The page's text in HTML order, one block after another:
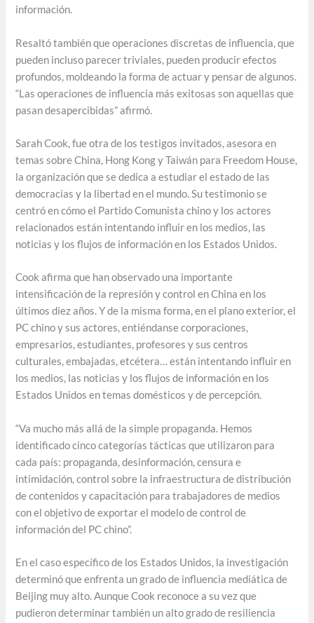
información.
Resaltó también que operaciones discretas de influencia, que
pueden incluso parecer triviales, pueden producir efectos
profundos, moldeando la forma de actuar y pensar de algunos.
“Las operaciones de influencia más exitosas son aquellas que
pasan desapercibidas” afirmó.
Sarah Cook, fue otra de los testigos invitados, asesora en
temas sobre China, Hong Kong y Taiwán para Freedom House,
la organización que se dedica a estudiar el estado de las
democracias y la libertad en el mundo. Su testimonio se
centró en cómo el Partido Comunista chino y los actores
relacionados están intentando influir en los medios, las
noticias y los flujos de información en los Estados Unidos.
Cook afirma que han observado una importante
intensificación de la represión y control en China en los
últimos diez años. Y de la misma forma, en el plano exterior, el
PC chino y sus actores, entiéndanse corporaciones,
empresarios, estudiantes, profesores y sus centros
culturales, embajadas, etcétera… están intentando influir en
los medios, las noticias y los flujos de información en los
Estados Unidos en temas domésticos y de percepción.
“Va mucho más allá de la simple propaganda. Hemos
identificado cinco categorías tácticas que utilizaron para
cada país: propaganda, desinformación, censura e
intimidación, control sobre la infraestructura de distribución
de contenidos y capacitación para trabajadores de medios
con el objetivo de exportar el modelo de control de
información del PC chino”.
En el caso específico de los Estados Unidos, la investigación
determinó que enfrenta un grado de influencia mediática de
Beijing muy alto. Aunque Cook reconoce a su vez que
pudieron determinar también un alto grado de resiliencia